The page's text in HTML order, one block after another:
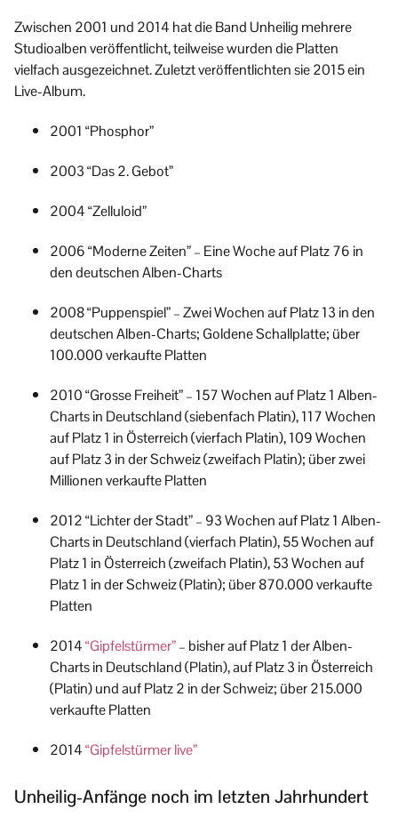
Zwischen 2001 und 2014 hat die Band Unheilig mehrere
Studioalben veröffentlicht, teilweise wurden die Platten
vielfach ausgezeichnet. Zuletzt veröffentlichten sie 2015 ein
Live-Album.
2001 “Phosphor”
2003 “Das 2. Gebot”
2004 “Zelluloid”
2006 “Moderne Zeiten” – Eine Woche auf Platz 76 in
den deutschen Alben-Charts
2008 “Puppenspiel” – Zwei Wochen auf Platz 13 in den
deutschen Alben-Charts; Goldene Schallplatte; über
100.000 verkaufte Platten
2010 “Grosse Freiheit” – 157 Wochen auf Platz 1 Alben-
Charts in Deutschland (siebenfach Platin), 117 Wochen
auf Platz 1 in Österreich (vierfach Platin), 109 Wochen
auf Platz 3 in der Schweiz (zweifach Platin); über zwei
Millionen verkaufte Platten
2012 “Lichter der Stadt” – 93 Wochen auf Platz 1 Alben-
Charts in Deutschland (vierfach Platin), 55 Wochen auf
Platz 1 in Österreich (zweifach Platin), 53 Wochen auf
Platz 1 in der Schweiz (Platin); über 870.000 verkaufte
Platten
2014“Gipfelstürmer”– bisher auf Platz 1 der Alben-
Charts in Deutschland (Platin), auf Platz 3 in Österreich
(Platin) und auf Platz 2 in der Schweiz; über 215.000
verkaufte Platten
2014“Gipfelstürmer live”
Unheilig-Anfänge noch im letzten Jahrhundert